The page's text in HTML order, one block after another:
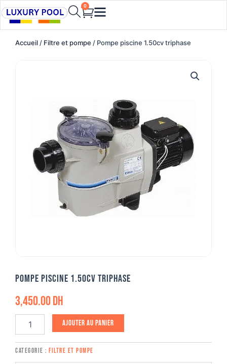
Aller
au
contenu
0
Cart
Accueil / Filtre et pompe / Pompe piscine 1.50cv triphase
Pompe piscine 1.50cv triphase
3,450.00DH
piscine
Ajouter au panier
Categorie : Filtre et pompe